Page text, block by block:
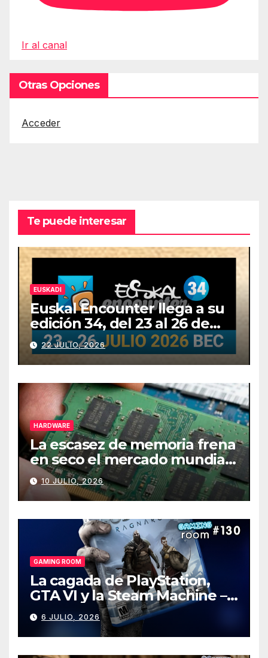
Ir al canal
Otras Opciones
Acceder
Te puede interesar
EUSKADI
Euskal Encounter llega a su
edición 34, del 23 al 26 de
julio
22 JULIO, 2026
HARDWARE
La escasez de memoria frena
en seco el mercado mundial
de PCs
10 JULIO, 2026
GAMING ROOM
La cagada de PlayStation,
GTA VI y la Steam Machine –
Gaming Room #130
6 JULIO, 2026